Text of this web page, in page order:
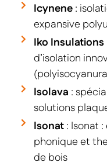
Icynene:
expansive
Iko Insulations
d’isolation
Isolava :
solutions
Isonat: Isonat
phonique et
de bois